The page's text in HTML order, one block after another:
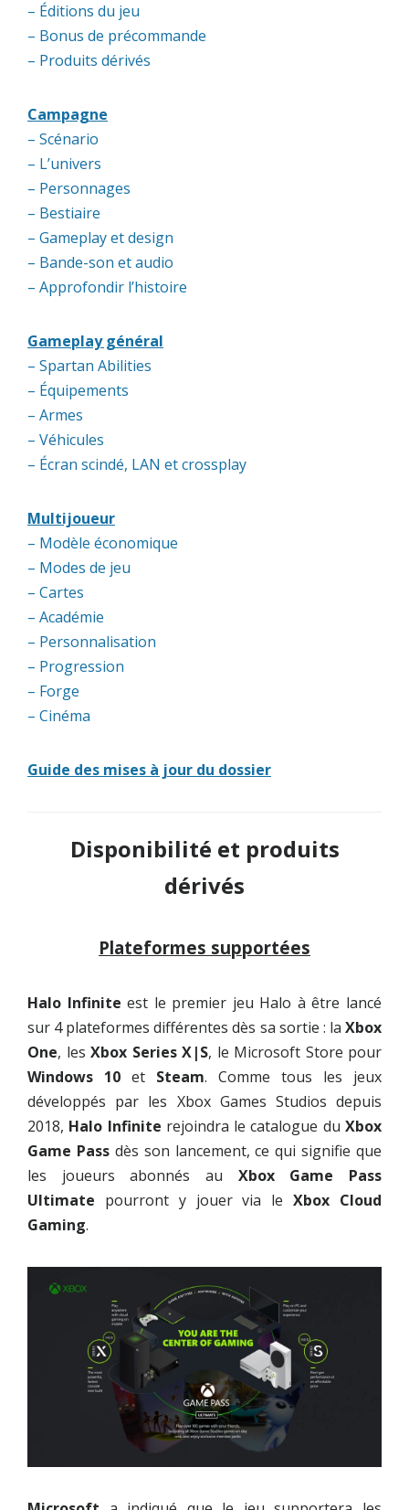
– Éditions du jeu
– Bonus de précommande
– Produits dérivés
Campagne
– Scénario
– L’univers
– Personnages
– Bestiaire
– Gameplay et design
– Bande-son et audio
– Approfondir l’histoire
Gameplay général
– Spartan Abilities
– Équipements
– Armes
– Véhicules
– Écran scindé, LAN et crossplay
Multijoueur
– Modèle économique
– Modes de jeu
– Cartes
– Académie
– Personnalisation
– Progression
– Forge
– Cinéma
Guide des mises à jour du dossier
Disponibilité et produits
dérivés
Plateformes supportées
Halo Infinite est le premier jeu Halo à être lancé
sur 4 plateformes différentes dès sa sortie : la Xbox
One, les Xbox Series X|S, le Microsoft Store pour
Windows 10 et Steam. Comme tous les jeux
développés par les Xbox Games Studios depuis
2018, Halo Infinite rejoindra le catalogue duXbox
Game Passdès son lancement, ce qui signifie que
les joueurs abonnés au Xbox Game Pass
Ultimate pourront y jouer via leXbox Cloud
Gaming.